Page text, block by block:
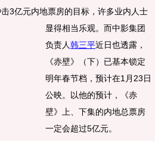
3亿元内地票房的目标，许多业内人士
显得相当乐观。 而中影集团
负责人韩三平近日也透露，
《赤壁》（下）已基本锁定
明年春节档，预计在1月23日
公映。以他的预计，《赤
壁》上、下集的内地总票房
一定会超过5亿元。